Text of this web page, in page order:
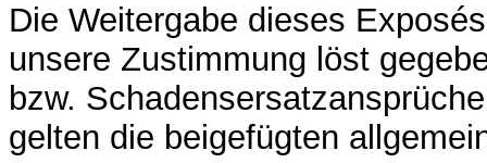
Die Weitergabe dieses
unsere Zustimmung löst
bzw.
gelten die beigefügten